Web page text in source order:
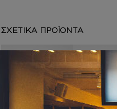
ΣΧΕΤΙΚΑ ΠΡΟΪΟΝΤΑ